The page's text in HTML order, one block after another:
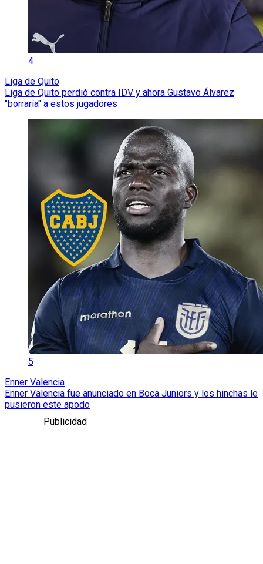
4
Liga de Quito
Liga de Quito perdió contra IDV y ahora Gustavo Álvarez
"borraría" a estos jugadores
5
Enner Valencia
Enner Valencia fue anunciado en Boca Juniors y los hinchas le
pusieron este apodo
Publicidad